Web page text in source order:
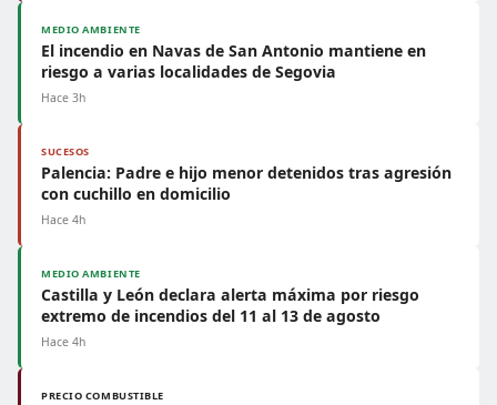
MEDIO AMBIENTE
El incendio en Navas de San Antonio mantiene en
riesgo a varias localidades de Segovia
Hace 3h
SUCESOS
Palencia: Padre e hijo menor detenidos tras agresión
con cuchillo en domicilio
Hace 4h
MEDIO AMBIENTE
Castilla y León declara alerta máxima por riesgo
extremo de incendios del 11 al 13 de agosto
Hace 4h
PRECIO COMBUSTIBLE